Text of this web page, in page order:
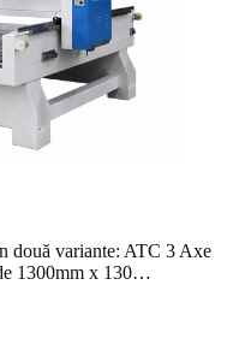
două variante: ATC 3 Axe
1300mm x 130…